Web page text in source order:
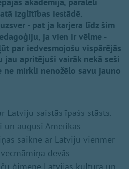
izglītības iestādē.
- pat ja karjera līdz šim
ja vien ir vēlme -
par iedvesmojošu vispārējās
jau apritējuši vairāk nekā seši
ne mirkli nenožēlo savu jauno
Latviju saistās īpašs stāsts.
un augusi Amerikas
saikne ar Latviju vienmēr
devās
ģimenē Latvijas kultūra un